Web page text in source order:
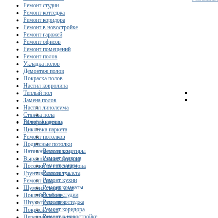
Ремонт/отделка
Ремонт квартиры
Ремонт балкона
Ремонт ванны
Ремонт туалета
Ремонт кухни
Ремонт комнаты
Ремонт студии
Ремонт коттеджа
Ремонт коридора
Ремонт в новостройке
Ремонт студии
Ремонт коттеджа
Ремонт коридора
Ремонт в новостройке
Ремонт гаражей
Ремонт офисов
Ремонт помещений
Ремонт полов
Укладка полов
Демонтаж полов
Покраска полов
Настил ковролина
Теплый пол
Замена полов
Настил линолеума
Стяжка пола
Шлифовка пола
Циклевка паркета
Ремонт потолков
Подвесные потолки
Натяжные потолки
Выравнивание потолка
Потолки из гипсокартона
Грунтовка потолка
Ремонт стен
Шумоизоляция стен
Поклейка обоев
Штукатурка стен
Покраска стен